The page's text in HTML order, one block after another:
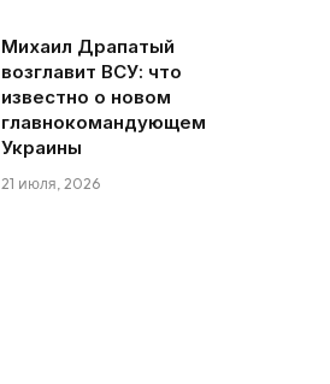
Михаил Драпатый
возглавит ВСУ: что
известно о новом
главнокомандующем
Украины
21 июля, 2026